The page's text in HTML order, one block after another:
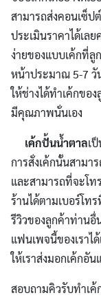
สามารถส่งคอนเซ็ป
ประเมินราคาได้เล
ง่ายของแบบเค้กที่ลู
หน้าประมาณ 5-7 วั
ให้ช่างได้ทำเค้กขอ
มีคุณภาพนั่นเอง
เค้กปั้นน้ำตาลเ
การสั่งเค้กนั้นสามา
และสามารถที่จะโท
ร้านได้ตามเบอร์โท
รีวิวของลูกค้าท่านอื่
แฟนเพจนี้ของเราไ
ให้เราส่งมอกเค้ก
สอบถามคิวรับทำเค้